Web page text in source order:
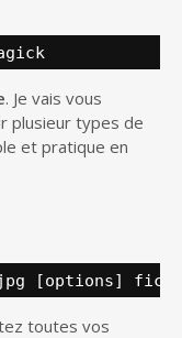
. Je vais vous
plusieur types de
et pratique en
[options]
toutes vos